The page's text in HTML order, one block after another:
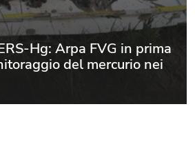
Hg: Arpa FVG in prima
del mercurio nei